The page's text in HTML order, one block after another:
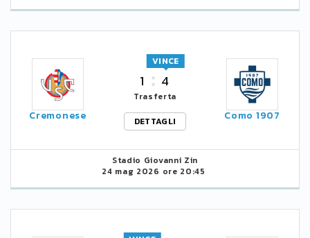
Cremonese
1 4
VINCE
Trasferta
DETTAGLI
Como 1907
Stadio Giovanni Zin
24 mag 2026 ore 20:45